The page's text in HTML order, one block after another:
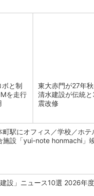
ボと制
を走行
東大赤門が27年秋
清水建設が伝統
震改修
町駅にオフィス／学校／ホテ
施設「yui-note honmachi」
建設」ニュース10選 2026年